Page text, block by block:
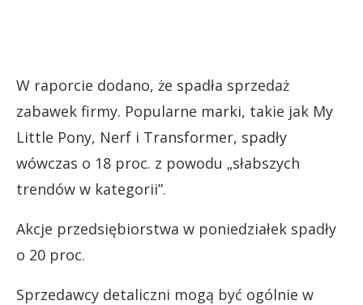
W raporcie dodano, że spadła sprzedaż
zabawek firmy. Popularne marki, takie jak My
Little Pony, Nerf i Transformer, spadły
wówczas o 18 proc. z powodu „słabszych
trendów w kategorii”.
Akcje przedsiębiorstwa w poniedziałek spadły
o 20 proc.
Sprzedawcy detaliczni mogą być ogólnie w